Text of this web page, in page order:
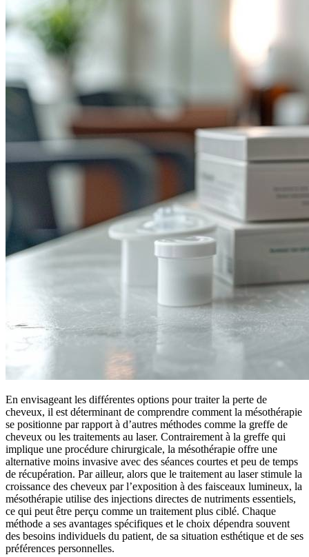
En envisageant les différentes options pour traiter la perte de
cheveux, il est déterminant de comprendre comment la mésothérapie
se positionne par rapport à d’autres méthodes comme la greffe de
cheveux ou les traitements au laser. Contrairement à la greffe qui
implique une procédure chirurgicale, la mésothérapie offre une
alternative moins invasive avec des séances courtes et peu de temps
de récupération. Par ailleur, alors que le traitement au laser stimule la
croissance des cheveux par l’exposition à des faisceaux lumineux, la
mésothérapie utilise des injections directes de nutriments essentiels,
ce qui peut être perçu comme un traitement plus ciblé. Chaque
méthode a ses avantages spécifiques et le choix dépendra souvent
des besoins individuels du patient, de sa situation esthétique et de ses
préférences personnelles.